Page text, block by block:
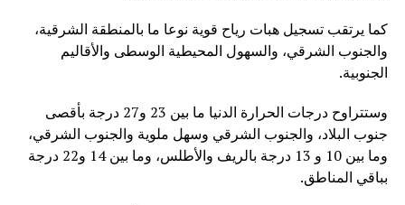
كما يرتقب تسجيل هبات رياح قوية نوعا ما بالمنطقة الشرقية،
والجنوب الشرقي، والسهول المحيطية الوسطى والأقاليم
الجنوبية.
وستتراوح درجات الحرارة الدنيا ما بين 23 و27 درجة بأقصى
جنوب البلاد، والجنوب الشرقي وسهل ملوية والجنوب الشرقي،
وما بين 10 و 13 درجة بالريف والأطلس، وما بين 14 و22 درجة
بباقي المناطق.